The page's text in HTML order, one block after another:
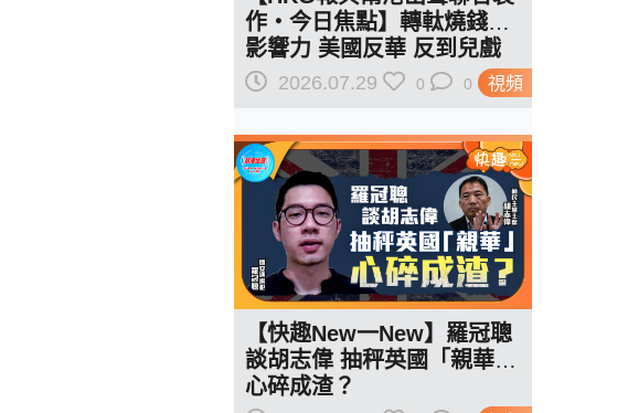
視頻
作‧今日焦點】轉軚燒錢遏
影響力 美國反華 反到兒戲
駁羅奇「玩完論」 香港唔靠
2026.07.29 0 0
【快趣New一New】羅冠聰
談胡志偉 抽秤英國「親華」
心碎成渣？